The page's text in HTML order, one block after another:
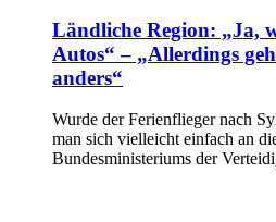
Ländliche Region: „Ja,
Autos“ – „Allerdings
anders“
Wurde der Ferienflieger nach
man sich vielleicht einfach an
Bundesministeriums der